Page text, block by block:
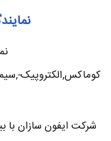
کوماکس,الکتروپیک-
شرکت ایفون سازان با